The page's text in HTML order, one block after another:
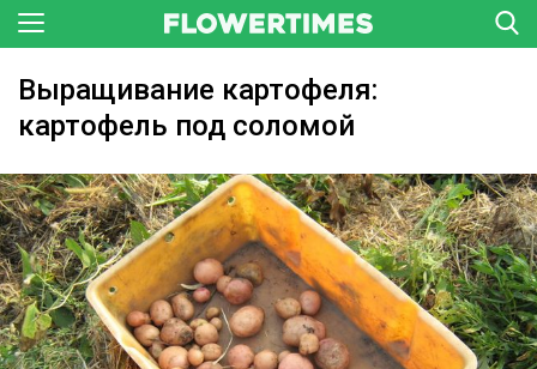
Выращивание картофеля:
картофель под соломой